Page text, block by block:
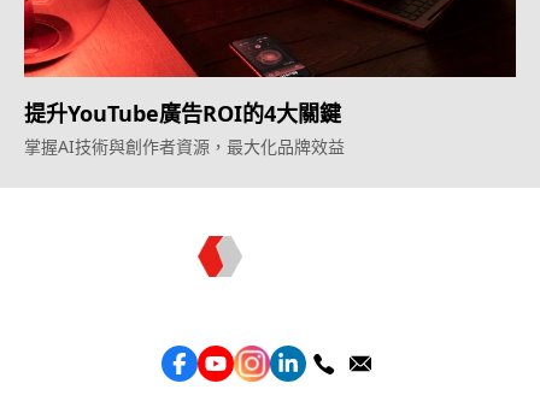
提升YouTube廣告ROI的4大關鍵
掌握AI技術與創作者資源，最大化品牌效益